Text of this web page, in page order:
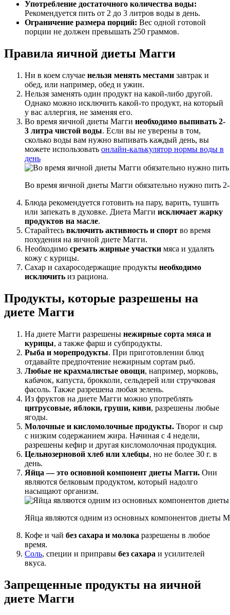
Употребление достаточного количества воды:
Рекомендуется пить от 2 до 3 литров воды в день.
Ограничение размера порций: Вес одной готовой
порции не должен превышать 250 граммов.
Правила яичной диеты Магги
Ни в коем случае нельзя менять местами завтрак и
обед, или например, обед и ужин.
Нельзя заменять один продукт на какой-либо другой.
Однако можно исключить какой-то продукт, на который
у вас аллергия, не заменяя его.
Во время яичной диеты Магги необходимо выпивать 2-
3 литра чистой воды. Если вы не уверены в том,
сколько воды вам нужно выпивать каждый день, вы
можете использовать онлайн-калькулятор нормы воды в
день
Во время яичной диеты Магги обязательно нужно пить
Блюда рекомендуется готовить на пару, варить, тушить
или запекать в духовке. Диета Магги исключает жарку
продуктов на масле.
Старайтесь включить активность и спорт во время
похудения на яичной диете Магги.
Необходимо срезать жирные участки мяса и удалять
кожу с курицы.
Сахар и сахаросодержащие продукты необходимо
исключить из рациона.
Продукты, которые разрешены на
диете Магги
На диете Магги разрешены нежирные сорта мяса и
курицы, а также фарш и субпродукты.
Рыба и морепродукты. При приготовлении блюд
отдавайте предпочтение нежирным сортам рыб.
Любые не крахмалистые овощи, например, морковь,
кабачок, капуста, брокколи, сельдерей или стручковая
фасоль. Также разрешена любая зелень.
Из фруктов на диете Магги можно употреблять
цитрусовые, яблоки, груши, киви, разрешены любые
ягоды.
Молочные и кисломолочные продукты. Творог и сыр
с низким содержанием жира. Начиная с 4 недели,
разрешены кефир и другая кисломолочная продукция.
Цельнозерновой хлеб или хлебцы, но не более 30 г. в
день.
Яйца — это основной компонент диеты Магги. Они
являются белковым продуктом, который надолго
насыщают организм.
Яйца являются одним из основных компонентов диеты
Кофе и чай без сахара и молока разрешены в любое
время.
Соль, специи и приправы без сахара и усилителей
вкуса.
Запрещенные продукты на яичной
диете Магги